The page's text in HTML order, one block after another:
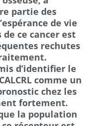
partie des
de vie
ce cancer est
rechutes
d’identifier le
comme un
chez les
fortement.
la population